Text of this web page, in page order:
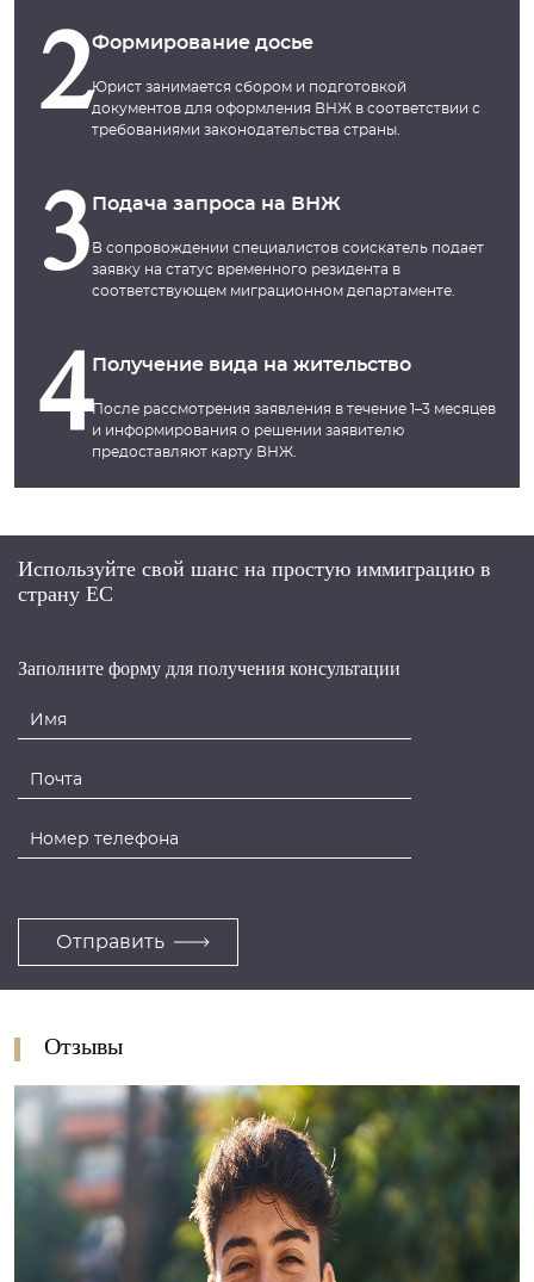
2Формирование досье
Юрист занимается сбором и подготовкой
документов для оформления ВНЖ в соответствии с
требованиями законодательства страны.
3 Подача запроса на ВНЖ
В сопровождении специалистов соискатель подает
заявку на статус временного резидента в
соответствующем миграционном департаменте.
4Получение вида на жительство
После рассмотрения заявления в течение 1–3 месяцев
и информирования о решении заявителю
предоставляют карту ВНЖ.
Используйте свой шанс на простую иммиграцию в
страну ЕС
Заполните форму для получения консультации
Отзывы